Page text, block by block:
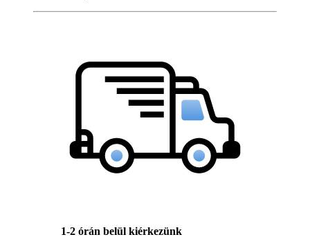
1-2 órán belül kiérkezünk